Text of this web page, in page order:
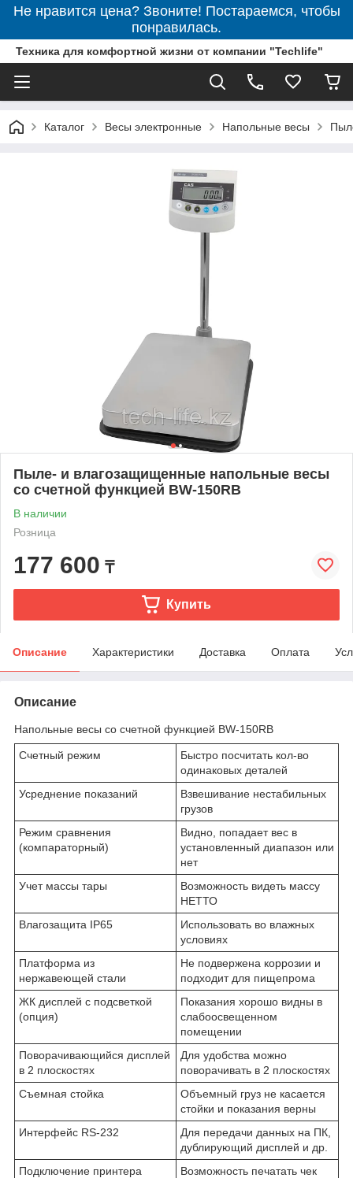
Не нравится цена? Звоните! Постараемся, чтобы
понравилась.
Техника для комфортной жизни от компании "Techlife"
Каталог Весы электронные Напольные весы
Пыле- и влагозащищенные напольные весы
со счетной функцией BW-150RB
В наличии
Розница
177 600 ₸
Купить
Описание Характеристики Доставка Оплата
Описание
Напольные весы со счетной функцией BW-150RB
Счетный режим
Быстро посчитать кол-во
одинаковых деталей
Усреднение показаний
Взвешивание нестабильных
грузов
Режим сравнения
(компараторный)
Видно, попадает вес в
установленный диапазон или
нет
Учет массы тары
Возможность видеть массу
НЕТТО
Влагозащита IP65
Использовать во влажных
условиях
Платформа из
нержавеющей стали
Не подвержена коррозии и
подходит для пищепрома
ЖК дисплей с подсветкой
(опция)
Показания хорошо видны в
слабоосвещенном
помещении
Поворачивающийся дисплей
в 2 плоскостях
Для удобства можно
поворачивать в 2 плоскостях
Съемная стойка
Объемный груз не касается
стойки и показания верны
Интерфейс RS-232
Для передачи данных на ПК,
дублирующий дисплей и др.
Подключение принтера
Возможность печатать чек